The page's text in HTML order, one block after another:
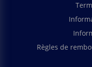
Règles de